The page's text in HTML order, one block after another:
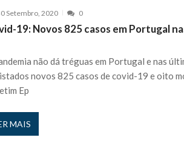
Ramos: “É um atentado…”
entrevista polémica a Flávio Furtado...
homem que pegou fogo à estátua de Cristiano R...
hilariante 24 JANEIRO, 2026
eu tinha namorada!”
instrutor Paulo Andrade da 1ª Companhia!...
400 euros POR DIA enquanto comentador na
Setembro, 2020 0
19: Novos 825 casos em Portugal
não dá tréguas em Portugal e nas
novos 825 casos de covid-19 e oito
Ep
MAIS